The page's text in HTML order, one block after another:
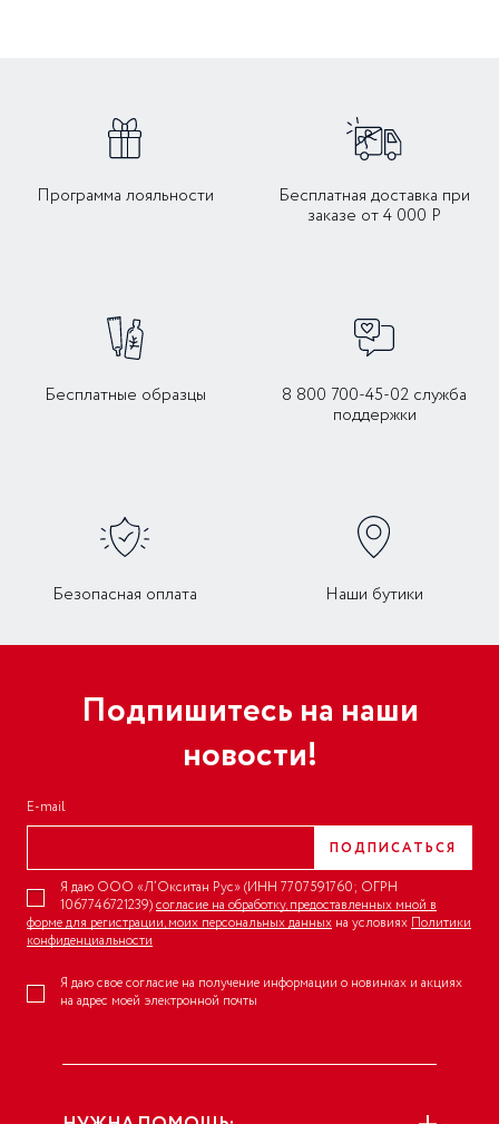
Программа лояльности
Бесплатная доставка при
заказе от 4 000 Р
Бесплатные образцы
8 800 700-45-02 служба
поддержки
Безопасная оплата Наши бутики
Подпишитесь на наши
новости!
E-mail
ПОДПИСАТЬСЯ
Я даю ООО «Л’Окситан Рус» (ИНН 7707591760; ОГРН
1067746721239)согласие на обработку, предоставленных мной в
форме для регистрации, моих персональных данных на условиях Политики
конфиденциальности
Я даю свое согласие на получение информации о новинках и акциях
на адрес моей электронной почты